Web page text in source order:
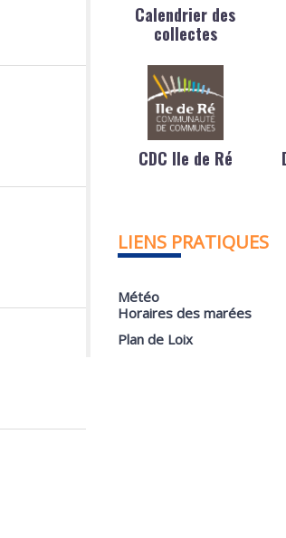
Calendrier des
collectes
CDC Ile de Ré
LIENS PRATIQUES
Météo
Horaires des marées
Plan de Loix